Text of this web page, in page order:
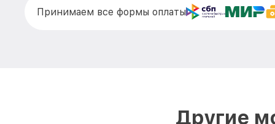
Принимаем все формы оплаты
Другие